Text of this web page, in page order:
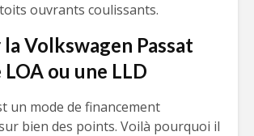
ouvrants coulissants.
Volkswagen Passat
LOA ou une LLD
un mode de financement
bien des points. Voilà pourquoi il